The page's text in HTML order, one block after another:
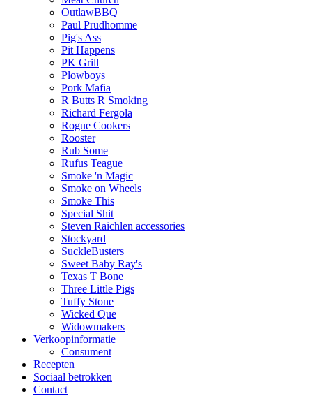
OutlawBBQ
Paul Prudhomme
Pig's Ass
Pit Happens
PK Grill
Plowboys
Pork Mafia
R Butts R Smoking
Richard Fergola
Rogue Cookers
Rooster
Rub Some
Rufus Teague
Smoke 'n Magic
Smoke on Wheels
Smoke This
Special Shit
Steven Raichlen accessories
Stockyard
SuckleBusters
Sweet Baby Ray's
Texas T Bone
Three Little Pigs
Tuffy Stone
Wicked Que
Widowmakers
Verkoopinformatie
Consument
Recepten
Sociaal betrokken
Contact